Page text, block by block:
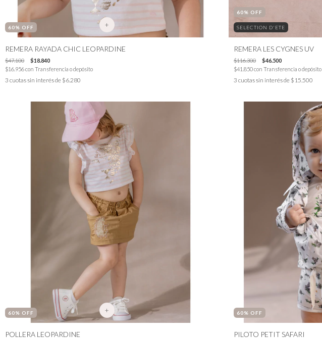
60% OFF +
REMERA RAYADA CHIC LEOPARDINE
$47.100
$18.840
$16.956con Transferencia o depósito
3 cuotas sin interés de $6.280
60% OFF
SELECTION D'ETE
REMERA LES CYGNES UV
$116.300
$46.500
$41.850con Transferencia o depósito
3 cuotas sin interés de $15.500
60% OFF +
POLLERA LEOPARDINE
60% OFF
PILOTO PETIT SAFARI